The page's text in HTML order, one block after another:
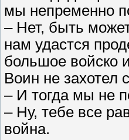
мы непременно
– Нет, быть
нам удастся
большое войско
Воин не захотел
– И тогда мы не
– Ну, тебе все
война.